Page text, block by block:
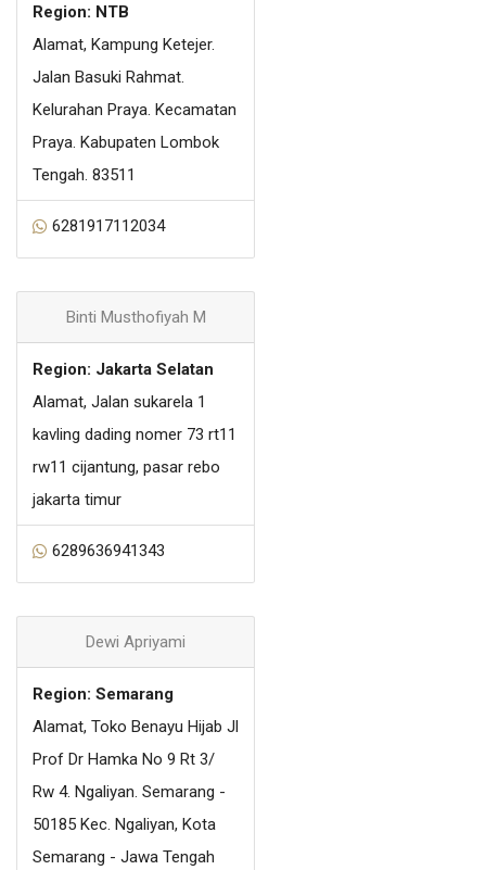
Region: NTB
Alamat, Kampung Ketejer.
Jalan Basuki Rahmat.
Kelurahan Praya. Kecamatan
Praya. Kabupaten Lombok
Tengah. 83511
6281917112034
Binti Musthofiyah M
Region: Jakarta Selatan
Alamat, Jalan sukarela 1
kavling dading nomer 73 rt11
rw11 cijantung, pasar rebo
jakarta timur
6289636941343
Dewi Apriyami
Region: Semarang
Alamat, Toko Benayu Hijab Jl
Prof Dr Hamka No 9 Rt 3/
Rw 4. Ngaliyan. Semarang -
50185 Kec. Ngaliyan, Kota
Semarang - Jawa Tengah